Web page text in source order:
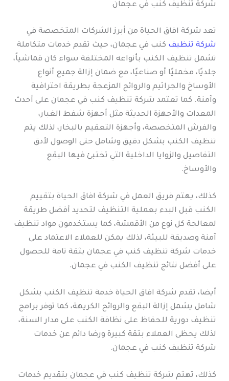
شركة تنظيف كنب في عجمان
تعد شركة افاق الحياة من أبرز الشركات المتخصصة في
شركة تنظيف كنب في عجمان، حيث تقدم خدمات متكاملة
تشمل تنظيف الكنب بأنواعه المختلفة سواء كان قماشياً،
جلديًا، مخمليًا أو صناعيًا، مع ضمان إزالة جميع أنواع
الأوساخ والجراثيم والروائح المزعجة بطريقة احترافية
وآمنة. كما تعتمد شركة تنظيف كنب في عجمان على أحدث
المعدات والأجهزة الحديثة مثل أجهزة شفط الغبار،
والفرش المتخصصة، وأجهزة التعقيم بالبخار، لذلك يتم
تنظيف الكنب بشكل دقيق وشامل حتى الوصول لأدق
التفاصيل والزوايا الداخلية التي تختبئ فيها البقع
والأوساخ.
كذلك، يهتم فريق العمل في شركة افاق الحياة بتقييم
الكنب قبل البدء بعملية التنظيف لتحديد أفضل طريقة
لمعالجة كل نوع من الأقمشة، كما يستخدمون مواد تنظيف
آمنة وصديقة للبيئة، لذلك يمكن للعملاء الاعتماد على
خدمات شركة تنظيف كنب في عجمان بثقة تامة للحصول
على أفضل نتائج تنظيف الكنب في عجمان.
أيضا، تقدم شركة افاق الحياة خدمة تنظيف الكنب بشكل
شامل يشمل إزالة البقع والروائح الكريهة، كما توفر برامج
تنظيف دورية للحفاظ على نظافة الكنب على مدار السنة،
لذلك يحظى العملاء بثقة كبيرة ورضا دائم عن خدمات
شركة تنظيف كنب في عجمان.
كذلك، تهتم شركة تنظيف كنب في عجمان بتقديم خدمات